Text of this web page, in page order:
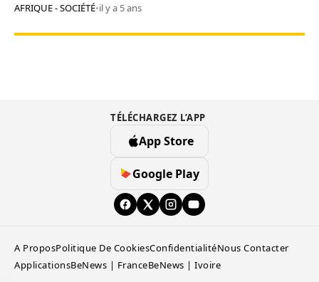
AFRIQUE - SOCIÉTÉ•il y a 5 ans
TÉLÉCHARGEZ L’APP
App Store
Google Play
A ProposPolitique De CookiesConfidentialitéNous Contacter
ApplicationsBeNews | FranceBeNews | Ivoire